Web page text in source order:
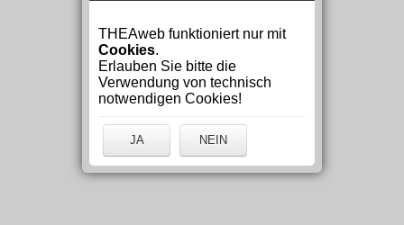
THEAweb funktioniert nur mit
Cookies.
Erlauben Sie bitte die
Verwendung von technisch
notwendigen Cookies!
JA NEIN